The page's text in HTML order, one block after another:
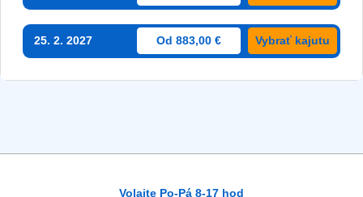
25. 2. 2027 Od 883,00 € Vybrať kajutu
Volajte Po-Pá 8-17 hod